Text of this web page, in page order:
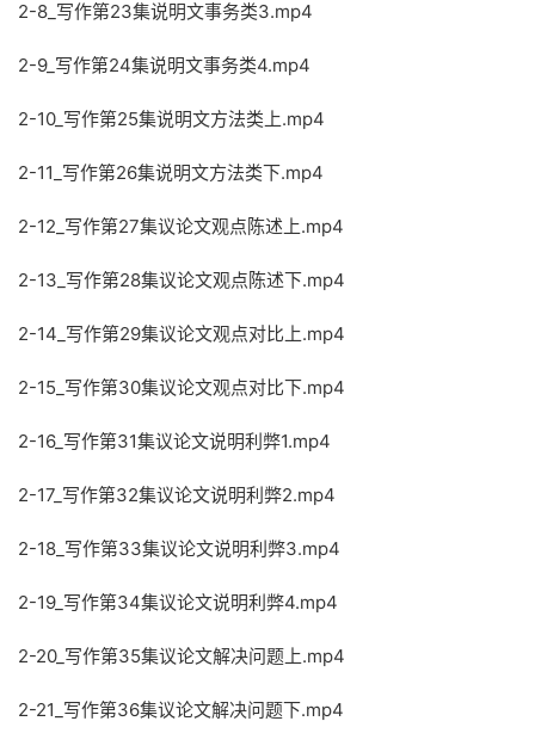
2-8_写作第23集说明文事务类3.mp4
2-9_写作第24集说明文事务类4.mp4
2-10_写作第25集说明文方法类上.mp4
2-11_写作第26集说明文方法类下.mp4
2-12_写作第27集议论文观点陈述上.mp4
2-13_写作第28集议论文观点陈述下.mp4
2-14_写作第29集议论文观点对比上.mp4
2-15_写作第30集议论文观点对比下.mp4
2-16_写作第31集议论文说明利弊1.mp4
2-17_写作第32集议论文说明利弊2.mp4
2-18_写作第33集议论文说明利弊3.mp4
2-19_写作第34集议论文说明利弊4.mp4
2-20_写作第35集议论文解决问题上.mp4
2-21_写作第36集议论文解决问题下.mp4